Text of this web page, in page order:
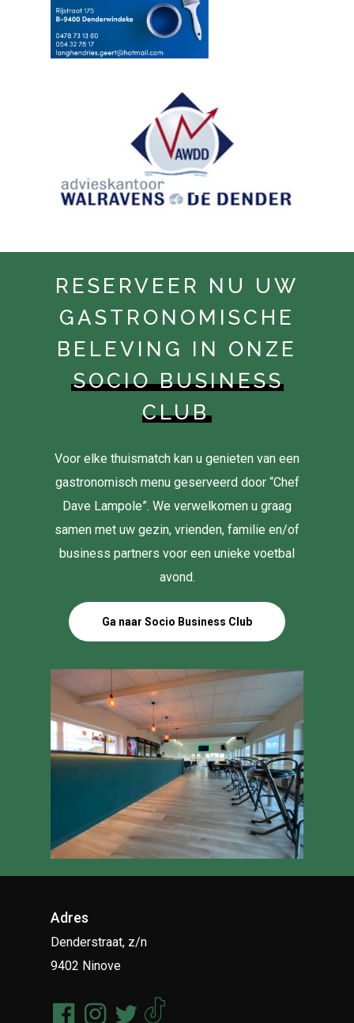
RESERVEER NU UW
GASTRONOMISCHE
BELEVING IN ONZE
SOCIO BUSINESS
CLUB
Voor elke thuismatch kan u genieten van een
gastronomisch menu geserveerd door “Chef
Dave Lampole”. We verwelkomen u graag
samen met uw gezin, vrienden, familie en/of
business partners voor een unieke voetbal
avond.
Ga naar Socio Business Club
Adres
Denderstraat, z/n
9402 Ninove